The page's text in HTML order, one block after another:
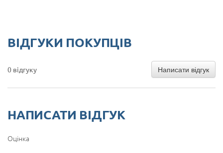
ВІДГУКИ ПОКУПЦІВ
0 відгуку Написати відгук
НАПИСАТИ ВІДГУК
Оцінка